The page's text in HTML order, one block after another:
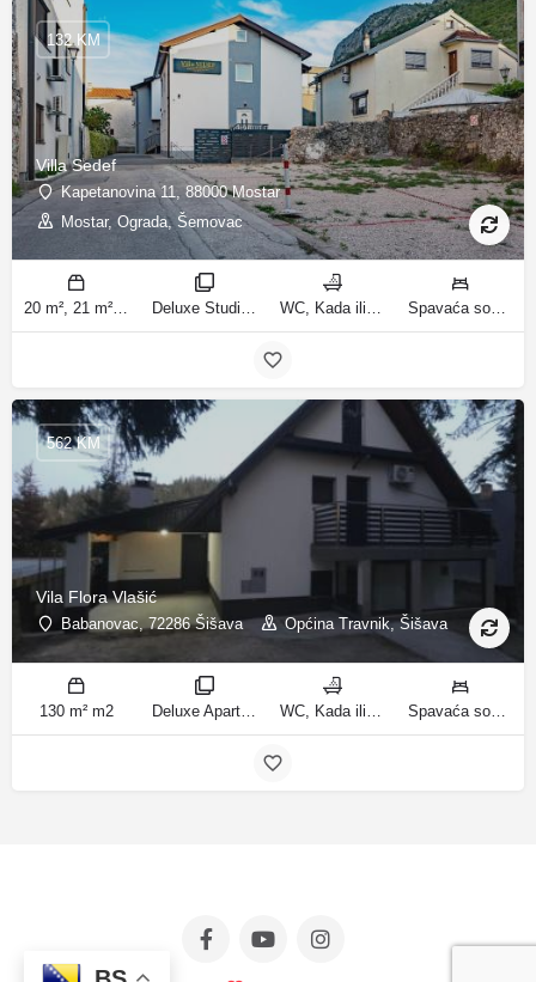
Villa Sedef
Kapetanovina 11, 88000 Mostar
Mostar, Ograda, Šemovac
132 KM
20 m², 21 m², 31 m², 30 m² m2 Deluxe Studio, Studio sa balkonom, Apartman, Deluxe jednosobni apartman, Apartman sa balkonom sobe WC, Kada ili tuš kupatila Spavaća soba 1: 1 bračni krevet | Dnevni boravak: 1 kauč na razvlačenje | Spavaća soba 1: 1 francuski bračni krevet ležaja
Vila Flora Vlašić
Babanovac, 72286 Šišava Općina Travnik, Šišava
562 KM
130 m² m2 Deluxe Apartment sobe WC, Kada ili tuš kupatila Spavaća soba 1: 1 francuski bračni krevet | Spavaća soba 2: 1 francuski bračni krevet | Spavaća soba 3: 1 krevet za jednu osobu | Spavaća soba 4: 1 krevet za jednu osobu | Spavaća soba 5: 1 krevet na kat | Spavaća soba 6: 2 kreveta za jednu osobu | Dnevni boravak: 1 kauč na razvlačenje ležaja